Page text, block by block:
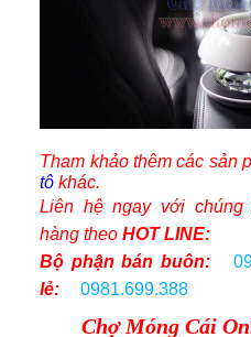
Tham khảo thêm các sản
tô khác.
Liên hệ ngay với
hàng theoHOT LINE:
Bộ phận bán buôn:
lẻ:
0981.699.388
Chợ Móng Cái